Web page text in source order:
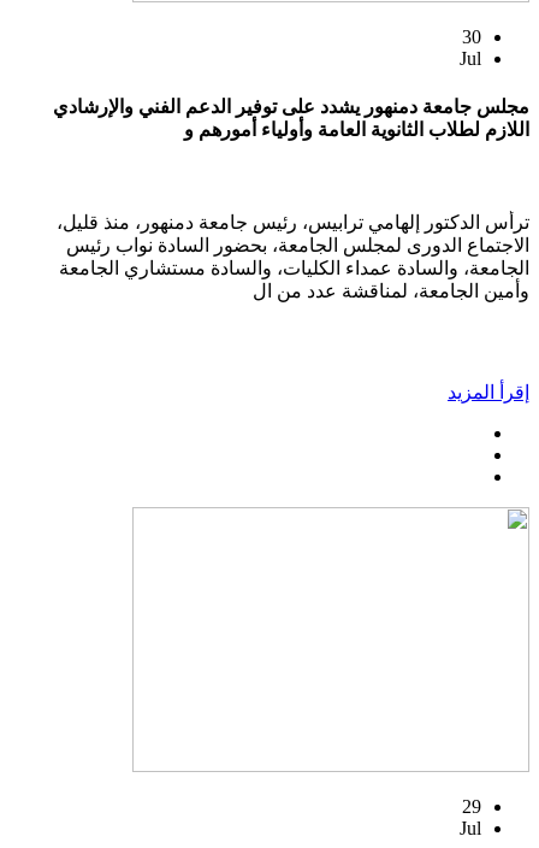
30
Jul
مجلس جامعة دمنهور يشدد على توفير الدعم الفني والإرشادي
اللازم لطلاب الثانوية العامة وأولياء أمورهم و
ترأس الدكتور إلهامي ترابيس، رئيس جامعة دمنهور، منذ قليل،
الاجتماع الدورى لمجلس الجامعة، بحضور السادة نواب رئيس
الجامعة، والسادة عمداء الكليات، والسادة مستشاري الجامعة
وأمين الجامعة، لمناقشة عدد من ال
إقرأ المزيد
29
Jul